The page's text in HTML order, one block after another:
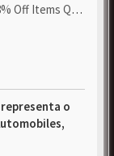
Quickly to Test ...
o